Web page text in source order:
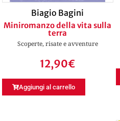
Biagio Bagini
Miniromanzo della vita sulla
terra
Scoperte, risate e avventure
12,90€
Aggiungi al carrello